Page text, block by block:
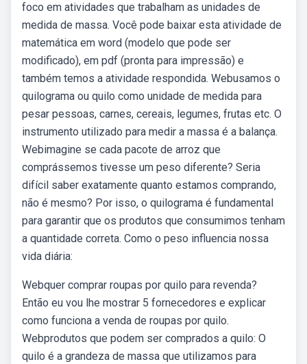
foco em atividades que trabalham as unidades de
medida de massa. Você pode baixar esta atividade de
matemática em word (modelo que pode ser
modificado), em pdf (pronta para impressão) e
também temos a atividade respondida. Webusamos o
quilograma ou quilo como unidade de medida para
pesar pessoas, carnes, cereais, legumes, frutas etc. O
instrumento utilizado para medir a massa é a balança.
Webimagine se cada pacote de arroz que
comprássemos tivesse um peso diferente? Seria
difícil saber exatamente quanto estamos comprando,
não é mesmo? Por isso, o quilograma é fundamental
para garantir que os produtos que consumimos tenham
a quantidade correta. Como o peso influencia nossa
vida diária:
Webquer comprar roupas por quilo para revenda?
Então eu vou lhe mostrar 5 fornecedores e explicar
como funciona a venda de roupas por quilo.
Webprodutos que podem ser comprados a quilo: O
quilo é a grandeza de massa que utilizamos para